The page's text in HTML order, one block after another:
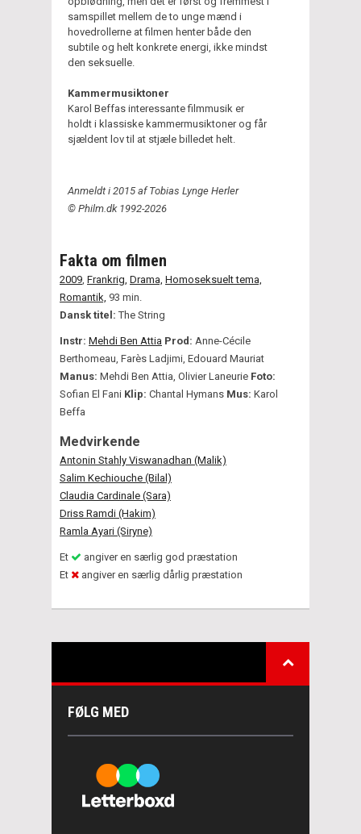
samspillet mellem de to unge mænd i
hovedrollerne at filmen henter både den
subtile og helt konkrete energi, ikke mindst
den seksuelle.
Kammermusiktoner
Karol Beffas interessante filmmusik er
holdt i klassiske kammermusiktoner og får
sjældent lov til at stjæle billedet helt.
Anmeldt i 2015 af Tobias Lynge Herler
© Philm.dk 1992-2026
Fakta om filmen
2009 Frankrig, Drama, Homoseksuelt tema,
Romantik, 93 min.
Dansk titel:The String
Instr: Mehdi Ben Attia Prod: Anne-Cécile
Berthomeau, Farès Ladjimi, Edouard Mauriat
Manus: Mehdi Ben Attia, Olivier Laneurie Foto:
Sofian El Fani Klip: Chantal Hymans Mus: Karol
Beffa
Medvirkende
Antonin Stahly Viswanadhan (Malik)
Salim Kechiouche (Bilal)
Claudia Cardinale (Sara)
Driss Ramdi (Hakim)
Ramla Ayari (Siryne)
Et
angiver en særlig god præstation
Et
angiver en særlig dårlig præstation
FØLG MED